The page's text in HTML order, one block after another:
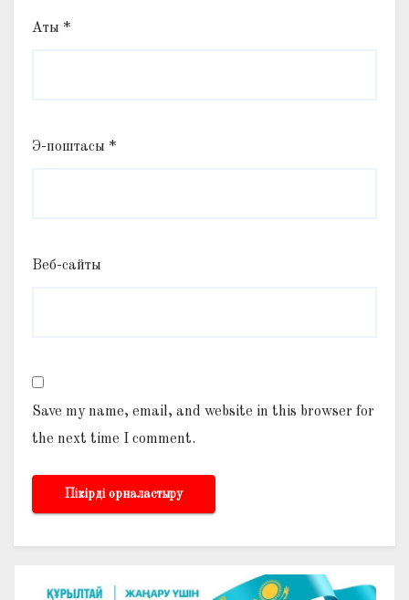
Аты *
Э-поштасы *
Веб-сайты
Save my name, email, and website in this browser for
the next time I comment.